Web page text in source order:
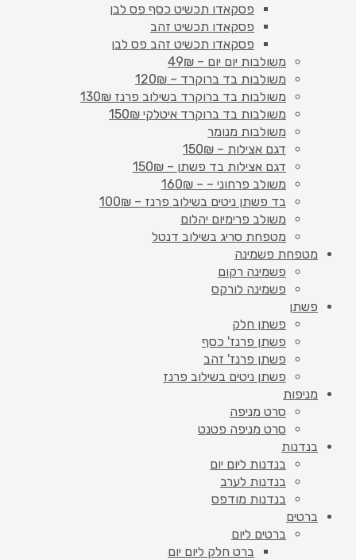
פסקאדו תכשיט כסף פס לבן
פסקאדו תכשיט זהב
פסקאדו תכשיט זהב פס לבן
משולבות יום יום – 49₪
משולבות בד ברוקרד – 120₪
משולבות בד ברוקרד בשילוב פרנז 130₪
משולבות בד ברוקרד איטלקי 150₪
משולבות מנומר
דגם אצילות – 150₪
דגם אצילות בד פשתן – 150₪
משולב פרחוני – – 160₪
בד פשתן ניטים בשילוב פרנז – 100₪
משולב פרימיום יהלום
מטפחת סריג בשילוב דנטל
מטפחת פשמינה
פשמינה רקום
פשמינה לורקס
פשתן
פשתן חלק
פשתן פרנז' כסף
פשתן פרנז' זהב
פשתן ניטים בשילוב פרנז
מניפות
סרט מניפה
סרט מניפה פטנט
בנדנות
בנדנות ליום יום
בנדנות לערב
בנדנות מודפס
ברטים
ברטים ליום
ברט חלק ליום יום